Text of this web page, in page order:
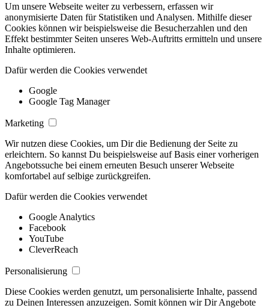
Um unsere Webseite weiter zu verbessern, erfassen wir
anonymisierte Daten für Statistiken und Analysen. Mithilfe dieser
Cookies können wir beispielsweise die Besucherzahlen und den
Effekt bestimmter Seiten unseres Web-Auftritts ermitteln und unsere
Inhalte optimieren.
Dafür werden die Cookies verwendet
Google
Google Tag Manager
Marketing
Wir nutzen diese Cookies, um Dir die Bedienung der Seite zu
erleichtern. So kannst Du beispielsweise auf Basis einer vorherigen
Angebotssuche bei einem erneuten Besuch unserer Webseite
komfortabel auf selbige zurückgreifen.
Dafür werden die Cookies verwendet
Google Analytics
Facebook
YouTube
CleverReach
Personalisierung
Diese Cookies werden genutzt, um personalisierte Inhalte, passend
zu Deinen Interessen anzuzeigen. Somit können wir Dir Angebote